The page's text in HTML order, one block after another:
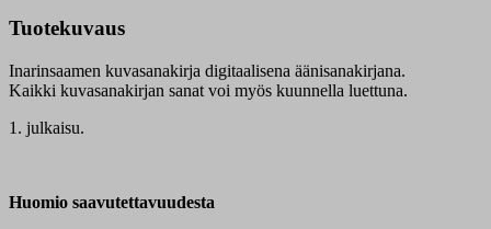
Tuotekuvaus
Inarinsaamen kuvasanakirja digitaalisena äänisanakirjana.
Kaikki kuvasanakirjan sanat voi myös kuunnella luettuna.
1. julkaisu.
Huomio saavutettavuudesta